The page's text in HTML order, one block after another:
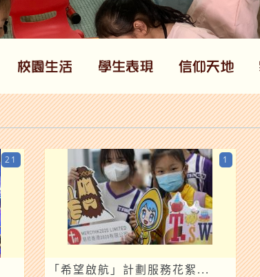
21
「希望啟航」計劃服務花絮...
1